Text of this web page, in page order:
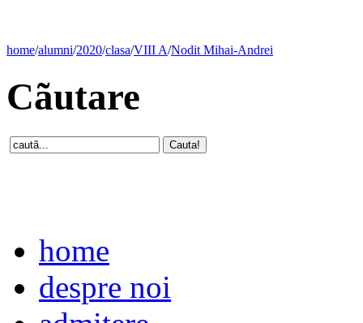
home/alumni/2020/clasa/VIII A/Nodit Mihai-Andrei
Cãutare
home
despre noi